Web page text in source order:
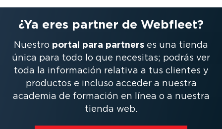
¿Ya eres partner de Webfleet?
Nuestro portal para partners es una tienda
única para todo lo que necesitas; podrás ver
toda la información relativa a tus clientes y
productos e incluso acceder a nuestra
academia de formación en línea o a nuestra
tienda web.